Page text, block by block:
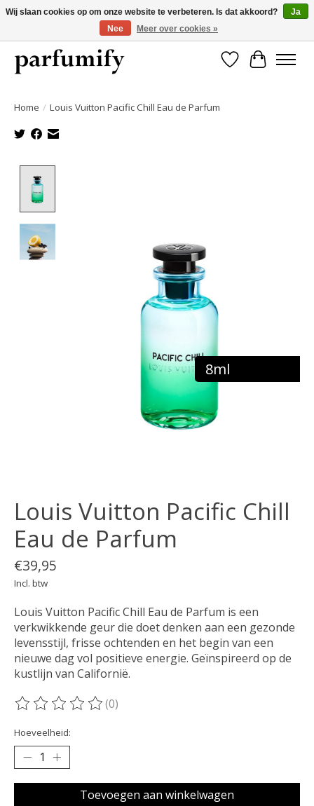
750+ Geuren | Gratis verzending | Maandelijks opzegbaar
Verlanglijst
Home / Louis Vuitton Pacific Chill Eau de Parfum
8ml
Louis Vuitton Pacific Chill
Eau de Parfum
€39,95
Incl. btw
Louis Vuitton Pacific Chill Eau de Parfum is een
verkwikkende geur die doet denken aan een gezonde
levensstijl, frisse ochtenden en het begin van een
nieuwe dag vol positieve energie. Geïnspireerd op de
kustlijn van Californië.
De beoordeling van dit product is
(0)
Hoeveelheid:
Toevoegen aan winkelwagen
Wij slaan cookies op om onze website te verbeteren. Is dat akkoord?
Ja
Nee
Meer over cookies »